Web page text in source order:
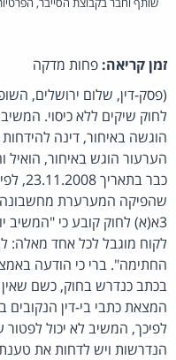
זמן קריאה: פחות מדקה
לחוק שיקים ללא כיסוי.
הוגשה באיחור, דינה
הערעור הוגש באיחור,
כבר
שהפיקה המערערת
3א(א) לחוק קובע כי "המשיב
לקוח מוגבל לכל אחד מאלה:
החתימה". ברי כי הודעה
בכתב כנדרש בחוק, כשם
לפיכך, המשיב לא יכול
הנדרשות ויש לדחות את